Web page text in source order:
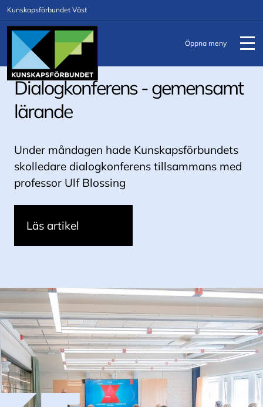
Kunskapsförbundet Väst
Öppna meny
Dialogkonferens - gemensamt
lärande
Under måndagen hade Kunskapsförbundets
skolledare dialogkonferens tillsammans med
professor Ulf Blossing
Läs artikel
Personalevent i Drömfabriken!
Konstprojekt tillsammans med
konstnären Clara Aldén